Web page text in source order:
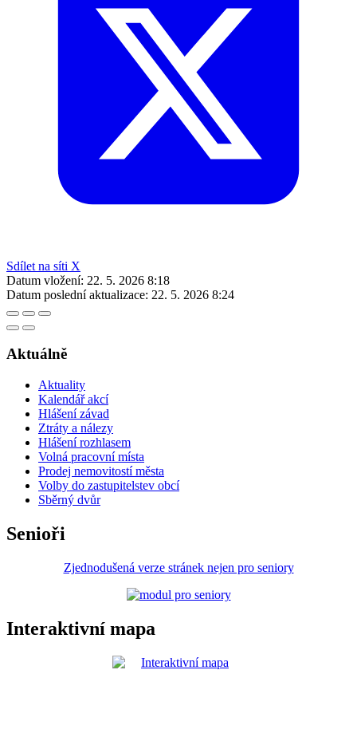
Sdílet na síti X
Datum vložení: 22. 5. 2026 8:18
Datum poslední aktualizace: 22. 5. 2026 8:24
Aktuálně
Aktuality
Kalendář akcí
Hlášení závad
Ztráty a nálezy
Hlášení rozhlasem
Volná pracovní místa
Prodej nemovitostí města
Volby do zastupitelstev obcí
Sběrný dvůr
Senioři
Zjednodušená verze stránek nejen pro seniory
Interaktivní mapa